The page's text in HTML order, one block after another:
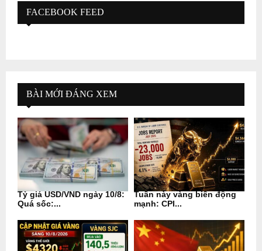
FACEBOOK FEED
BÀI MỚI ĐÁNG XEM
Tỷ giá USD/VND ngày 10/8:
Quá sốc:...
Tuần này vàng biến động
mạnh: CPI...